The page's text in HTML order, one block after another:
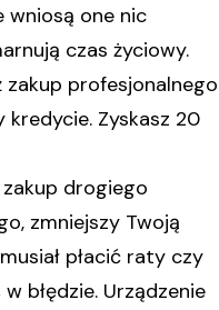
wniosą one nic
czas życiowy.
zakup profesjonalnego
kredycie. Zyskasz 20
zakup drogiego
zmniejszy Twoją
płacić raty czy
błędzie. Urządzenie